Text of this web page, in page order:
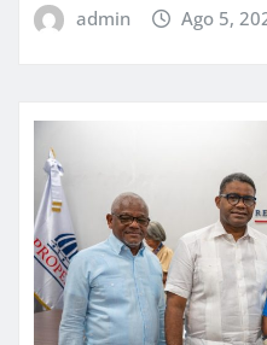
admin Ago 5,